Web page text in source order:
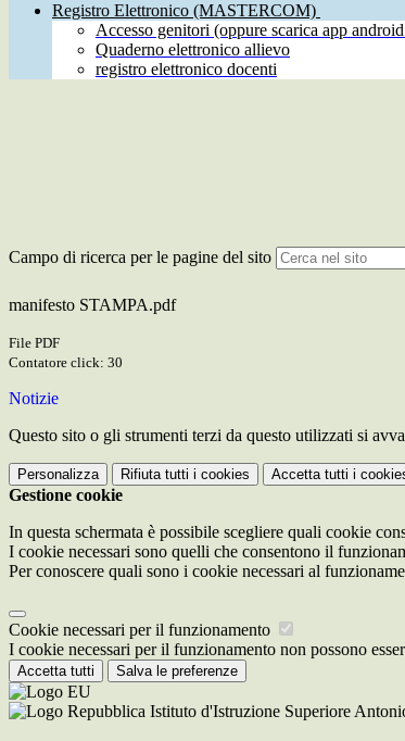
Registro Elettronico (MASTERCOM)
Accesso genitori (oppure scarica app
Quaderno elettronico allievo
registro elettronico docenti
Campo di ricerca per le pagine del sito
manifesto STAMPA.pdf
File PDF
Contatore click: 30
Notizie
Questo sito o gli strumenti terzi da questo utilizzati si
Personalizza Rifiuta tutti i cookies Accetta tutti i
Gestione cookie
In questa schermata è possibile scegliere quali cookie
I cookie necessari sono quelli che consentono il
Per conoscere quali sono i cookie necessari al
Cookie necessari per il funzionamento
I cookie necessari per il funzionamento non possono
Accetta tutti Salva le preferenze
Istituto d'Istruzione Superiore